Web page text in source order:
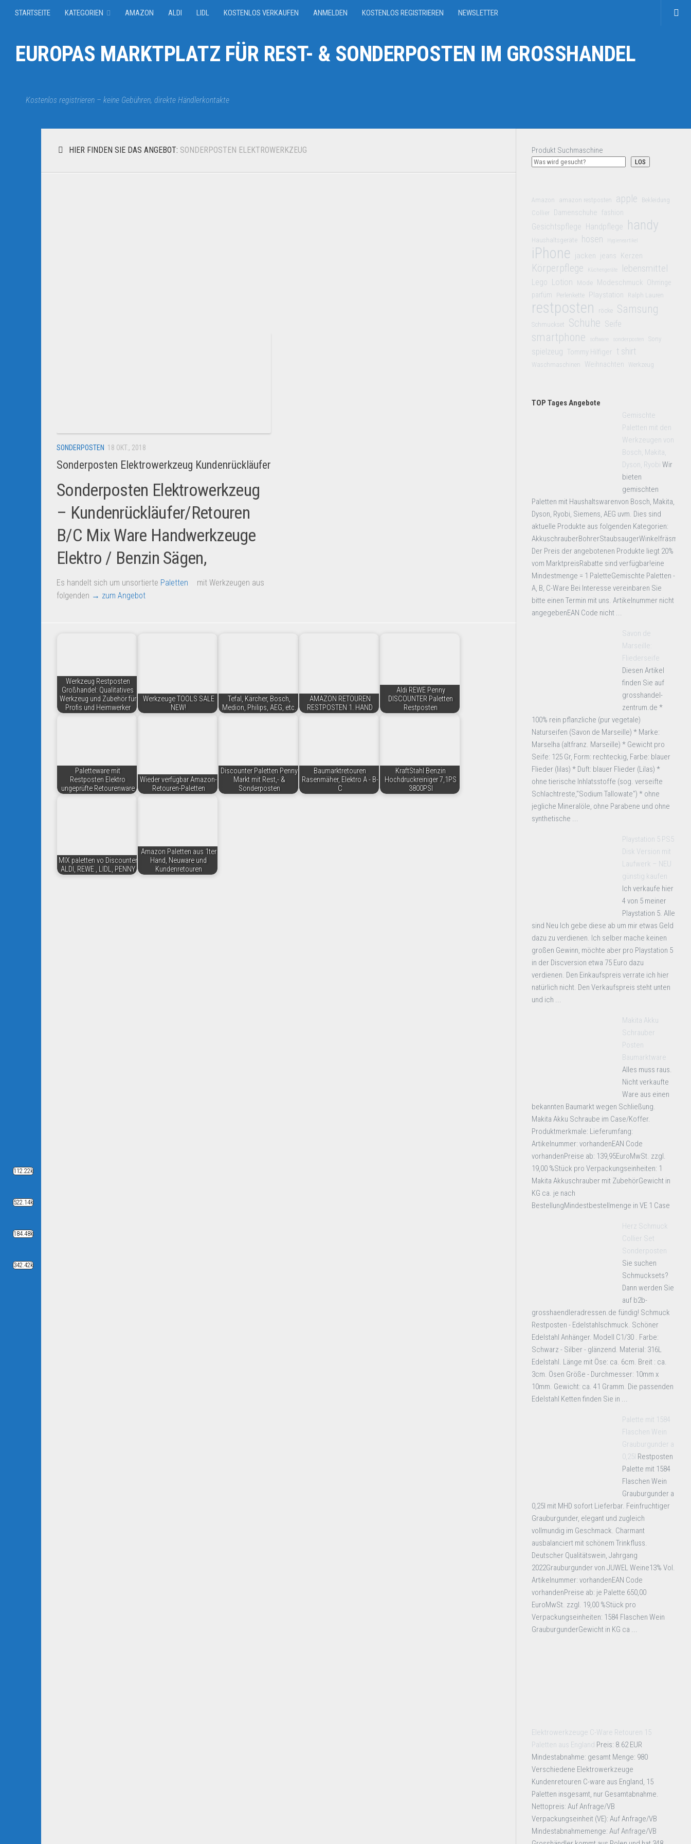
STARTSEITE KATEGORIEN AMAZON ALDI LIDL KOSTENLOS VERKAUFEN ANMELDEN KOSTENLOS REGISTRIEREN NEWSLETTER
EUROPAS MARKTPLATZ FÜR REST- & SONDERPOSTEN IM GROSSHANDEL
Kostenlos registrieren – keine Gebühren, direkte Händlerkontakte
HIER FINDEN SIE DAS ANGEBOT: SONDERPOSTEN ELEKTROWERKZEUG
SONDERPOSTEN 18 OKT., 2018
Sonderposten Elektrowerkzeug Kundenrückläufer
Sonderposten Elektrowerkzeug
– Kundenrückläufer/Retouren
B/C Mix Ware Handwerkzeuge
Elektro / Benzin Sägen,
Es handelt sich um unsortierte Paletten
mit Werkzeugen aus
folgenden → zum Angebot
Werkzeug Restposten
Großhandel: Qualitatives
Werkzeug und Zubehör für
Profis und Heimwerker
Werkzeuge TOOLS SALE
NEW!
Tefal, Kärcher, Bosch,
Medion, Philips, AEG, etc.
AMAZON RETOUREN
RESTPOSTEN 1. HAND
Aldi REWE Penny
DISCOUNTER Paletten
Restposten
Paletteware mit
Restposten Elektro
ungeprüfte Retourenware
Wieder verfügbar Amazon-
Retouren-Paletten
Discounter Paletten Penny
Markt mit Rest,- &
Sonderposten
Baumarktretouren
Rasenmäher, Elektro A - B-
C
KraftStahl Benzin
Hochdruckreiniger 7,1PS
3800PSI
MIX paletten vo Discounter
ALDI, REWE , LIDL, PENNY
Amazon Paletten aus 1ter
Hand, Neuware und
Kundenretouren
Produkt Suchmaschine
LOS
Amazon amazon restposten apple Bekleidung
Collier Damenschuhe fashion
Gesichtspflege Handpflege handy
Haushaltsgeräte hosen Hygieneartikel
iPhone jacken jeans Kerzen
Körperpflege Küchengeräte lebensmittel
Lego Lotion Mode Modeschmuck Ohrringe
parfüm
Perlenkette Playstation Ralph Lauren
restposten röcke Samsung
Schmuckset Schuhe Seife
smartphone software sonderposten Sony
spielzeug Tommy Hilfiger t shirt
Waschmaschinen Weihnachten Werkzeug
TOP Tages Angebote
Gemischte
Paletten mit den
Werkzeugen von
Bosch, Makita,
Dyson, Ryobi Wir
bieten
gemischten
Paletten mit Haushaltswarenvon Bosch, Makita,
Dyson, Ryobi, Siemens, AEG uvm. Dies sind
aktuelle Produkte aus folgenden Kategorien:
Der Preis der angebotenen Produkte liegt 20%
vom MarktpreisRabatte sind verfügbar!eine
Mindestmenge = 1 PaletteGemischte Paletten -
A, B, C-Ware Bei Interesse vereinbaren Sie
bitte einen Termin mit uns. Artikelnummer nicht
angegebenEAN Code nicht ...
Savon de
Marseille:
Fliederseife
Diesen Artikel
finden Sie auf
grosshandel-
zentrum.de *
100% rein pflanzliche (pur vegetale)
Naturseifen (Savon de Marseille) * Marke:
Marselha (altfranz. Marseille) * Gewicht pro
Seife: 125 Gr, Form: rechteckig, Farbe: blauer
Flieder (lilas) * Duft: blauer Flieder (Lilas) *
ohne tierische Inhlatsstoffe (sog. verseifte
Schlachtreste,"Sodium Tallowate") * ohne
jegliche Mineralöle, ohne Parabene und ohne
synthetische ...
Playstation 5 PS5
Disk Version mit
Laufwerk – NEU
günstig kaufen
Ich verkaufe hier
4 von 5 meiner
Playstation 5. Alle
sind Neu Ich gebe diese ab um mir etwas Geld
dazu zu verdienen. Ich selber mache keinen
großen Gewinn, möchte aber pro Playstation 5
in der Discversion etwa 75 Euro dazu
verdienen. Den Einkaufspreis verrate ich hier
natürlich nicht. Den Verkaufspreis steht unten
und ich ...
Makita Akku
Schrauber
Posten
Baumarktware
Alles muss raus.
Nicht verkaufte
Ware aus einen
bekannten Baumarkt wegen Schließung.
Makita Akku Schraube im Case/Koffer.
Produktmerkmale: Lieferumfang:
Artikelnummer: vorhandenEAN Code
vorhandenPreise ab: 139,95EuroMwSt. zzgl.
19,00 %Stück pro Verpackungseinheiten: 1
Makita Akkuschrauber mit ZubehörGewicht in
KG ca. je nach
BestellungMindestbestellmenge in VE 1 Case
Herz Schmuck
Collier Set
Sonderposten
Sie suchen
Schmucksets?
Dann werden Sie
auf b2b-
grosshaendleradressen.de fündig! Schmuck
Restposten - Edelstahlschmuck. Schöner
Edelstahl Anhänger. Modell C1/30 . Farbe:
Schwarz - Silber - glänzend. Material: 316L
Edelstahl. Länge mit Öse: ca. 6cm. Breit : ca.
3cm. Ösen Größe - Durchmesser: 10mm x
10mm. Gewicht: ca. 41 Gramm. Die passenden
Edelstahl Ketten finden Sie in ...
Palette mit 1584
Flaschen Wein
Grauburgunder a
0,25l Restposten
Palette mit 1584
Flaschen Wein
Grauburgunder a
0,25l mit MHD sofort Lieferbar. Feinfruchtiger
Grauburgunder, elegant und zugleich
vollmundig im Geschmack. Charmant
ausbalanciert mit schönem Trinkfluss.
Deutscher Qualitätswein, Jahrgang
2022Grauburgunder von JUWEL Weine13% Vol.
Artikelnummer: vorhandenEAN Code
vorhandenPreise ab: je Palette 650,00
EuroMwSt. zzgl. 19,00 %Stück pro
Verpackungseinheiten: 1584 Flaschen Wein
GrauburgunderGewicht in KG ca ...
Elektrowerkzeuge C-Ware Retouren 15
Paletten aus England Preis: 8.62 EUR
Mindestabnahme: gesamt Menge: 980
Verschiedene Elektrowerkzeuge
Kundenretouren C-ware aus England, 15
Paletten insgesamt, nur Gesamtabnahme.
Nettopreis: Auf Anfrage/VB
Verpackungseinheit (VE): Auf Anfrage/VB
Mindestabnahmemenge: Auf Anfrage/VB
112.22k
522.14k
184.48k
342.42k